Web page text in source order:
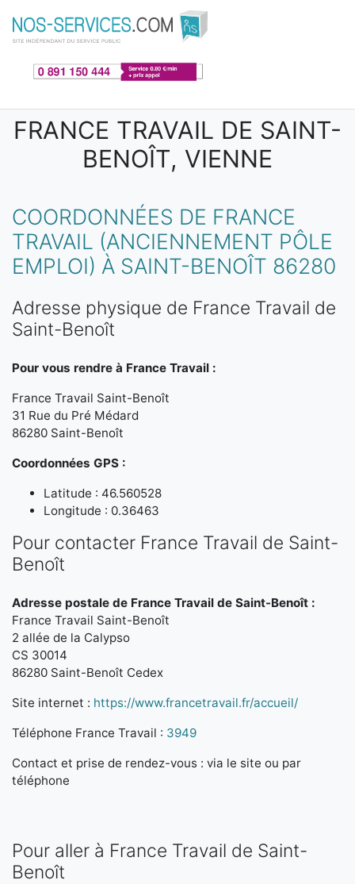
Aller au contenu principal
FRANCE TRAVAIL DE SAINT-
BENOÎT, VIENNE
COORDONNÉES DE FRANCE
TRAVAIL (ANCIENNEMENT PÔLE
EMPLOI) À SAINT-BENOÎT 86280
Adresse physique de France Travail de
Saint-Benoît
Pour vous rendre à France Travail :
France Travail Saint-Benoît
31 Rue du Pré Médard
86280 Saint-Benoît
Coordonnées GPS :
Latitude : 46.560528
Longitude : 0.36463
Pour contacter France Travail de Saint-
Benoît
Adresse postale de France Travail de Saint-Benoît :
France Travail Saint-Benoît
2 allée de la Calypso
CS 30014
86280 Saint-Benoît Cedex
Site internet : https://www.francetravail.fr/accueil/
Téléphone France Travail : 3949
Contact et prise de rendez-vous : via le site ou par
téléphone
Pour aller à France Travail de Saint-
Benoît